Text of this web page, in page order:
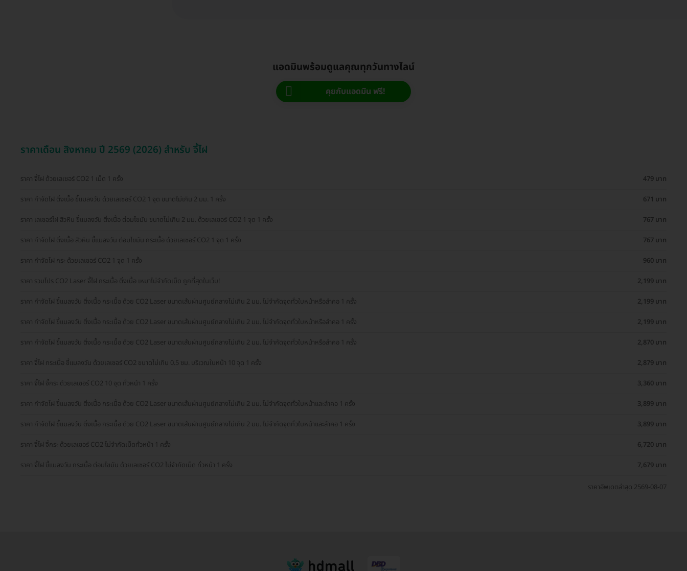
แอดมินพร้อมดูแลคุณทุกวันทางไลน์
คุยกับแอดมิน ฟรี!
ราคาเดือน สิงหาคม ปี 2569 (2026) สำหรับ จี้ไฝ
ราคา จี้ไฝ ด้วยเลเซอร์ CO2 1 เม็ด 1 ครั้ง
479 บาท
ราคา กำจัดไฝ ติ่งเนื้อ ขี้แมลงวัน ด้วยเลเซอร์ CO2 1 จุด ขนาดไม่เกิน 2 มม. 1 ครั้ง
671 บาท
ราคา เลเซอร์ไฝ สิวหิน ขี้แมลงวัน ติ่งเนื้อ ต่อมไขมัน ขนาดไม่เกิน 2 มม. ด้วยเลเซอร์ CO2 1 จุด 1 ครั้ง
767 บาท
ราคา กำจัดไฝ ติ่งเนื้อ สิวหิน ขี้แมลงวัน ต่อมไขมัน กระเนื้อ ด้วยเลเซอร์ CO2 1 จุด 1 ครั้ง
767 บาท
ราคา กำจัดไฝ กระ ด้วยเลเซอร์ CO2 1 จุด 1 ครั้ง
960 บาท
ราคา รวมโปร CO2 Laser จี้ไฝ กระเนื้อ ติ่งเนื้อ เหมาไม่จำกัดเม็ด ถูกที่สุดในเว็บ!
2,199 บาท
ราคา กำจัดไฝ ขี้แมลงวัน ติ่งเนื้อ กระเนื้อ ด้วย CO2 Laser ขนาดเส้นผ่านศูนย์กลางไม่เกิน 2 มม. ไม่จำกัดจุดทั่วใบหน้าหรือลำคอ 1 ครั้ง
2,199 บาท
ราคา กำจัดไฝ ขี้แมลงวัน ติ่งเนื้อ กระเนื้อ ด้วย CO2 Laser ขนาดเส้นผ่านศูนย์กลางไม่เกิน 2 มม. ไม่จำกัดจุดทั่วใบหน้าหรือลำคอ 1 ครั้ง
2,199 บาท
ราคา กำจัดไฝ ขี้แมลงวัน ติ่งเนื้อ กระเนื้อ ด้วย CO2 Laser ขนาดเส้นผ่านศูนย์กลางไม่เกิน 2 มม. ไม่จำกัดจุดทั่วใบหน้าหรือลำคอ 1 ครั้ง
2,870 บาท
ราคา จี้ไฝ กระเนื้อ ขี้แมลงวัน ด้วยเลเซอร์ CO2 ขนาดไม่เกิน 0.5 ซม. บริเวณใบหน้า 10 จุด 1 ครั้ง
2,879 บาท
ราคา จี้ไฝ จี้กระ ด้วยเลเซอร์ CO2 10 จุด ทั่วหน้า 1 ครั้ง
3,360 บาท
ราคา กำจัดไฝ ขี้แมลงวัน ติ่งเนื้อ กระเนื้อ ด้วย CO2 Laser ขนาดเส้นผ่านศูนย์กลางไม่เกิน 2 มม. ไม่จำกัดจุดทั่วใบหน้าและลำคอ 1 ครั้ง
3,899 บาท
ราคา กำจัดไฝ ขี้แมลงวัน ติ่งเนื้อ กระเนื้อ ด้วย CO2 Laser ขนาดเส้นผ่านศูนย์กลางไม่เกิน 2 มม. ไม่จำกัดจุดทั่วใบหน้าและลำคอ 1 ครั้ง
3,899 บาท
ราคา จี้ไฝ จี้กระ ด้วยเลเซอร์ CO2 ไม่จำกัดเม็ดทั่วหน้า 1 ครั้ง
6,720 บาท
ราคา จี้ไฝ ขี้แมลงวัน กระเนื้อ ต่อมไขมัน ด้วยเลเซอร์ CO2 ไม่จำกัดเม็ด ทั่วหน้า 1 ครั้ง
7,679 บาท
ราคาอัพเดตล่าสุด 2569-08-07